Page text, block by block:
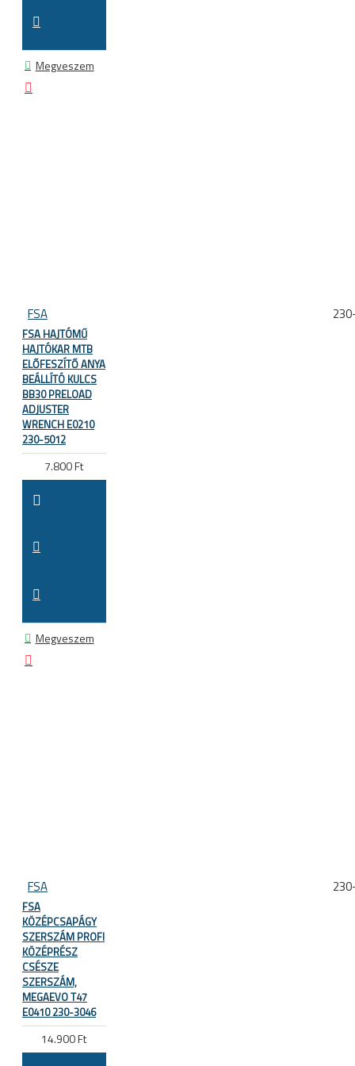
Megveszem
FSA
FSA HAJTÓMŰ
HAJTÓKAR MTB
ELŐFESZÍTŐ ANYA
BEÁLLÍTÓ KULCS
BB30 PRELOAD
ADJUSTER
WRENCH E0210
230-5012
7.800 Ft
Megveszem
FSA
FSA
KÖZÉPCSAPÁGY
SZERSZÁM PROFI
KÖZÉPRÉSZ
CSÉSZE
SZERSZÁM,
MEGAEVO T47
E0410 230-3046
14.900 Ft